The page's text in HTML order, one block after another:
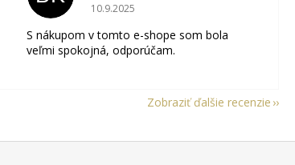
Hodnotenie obchodu je 5 z 5
10.9.2025
S nákupom v tomto e-shope som bola
veľmi spokojná, odporúčam.
Zobraziť ďalšie recenzie